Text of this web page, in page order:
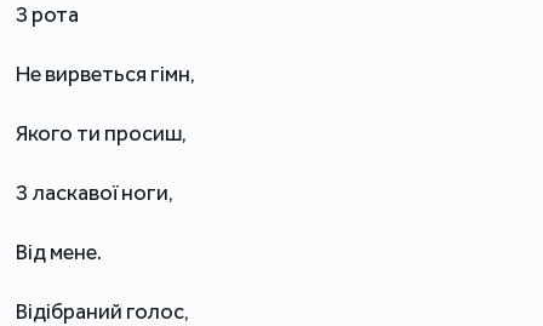
З рота
Не вирветься гімн,
Якого ти просиш,
З ласкавої ноги,
Від мене.
Відібраний голос,